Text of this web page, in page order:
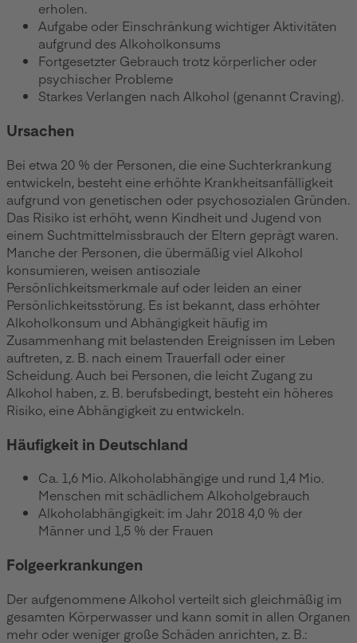
erholen.
Aufgabe oder Einschränkung wichtiger Aktivitäten
aufgrund des Alkoholkonsums
Fortgesetzter Gebrauch trotz körperlicher oder
psychischer Probleme
Starkes Verlangen nach Alkohol (genannt Craving).
Ursachen
Bei etwa 20 % der Personen, die eine Suchterkrankung
entwickeln, besteht eine erhöhte Krankheitsanfälligkeit
aufgrund von genetischen oder psychosozialen Gründen.
Das Risiko ist erhöht, wenn Kindheit und Jugend von
einem Suchtmittelmissbrauch der Eltern geprägt waren.
Manche der Personen, die übermäßig viel Alkohol
konsumieren, weisen antisoziale
Persönlichkeitsmerkmale auf oder leiden an einer
Persönlichkeitsstörung. Es ist bekannt, dass erhöhter
Alkoholkonsum und Abhängigkeit häufig im
Zusammenhang mit belastenden Ereignissen im Leben
auftreten, z. B. nach einem Trauerfall oder einer
Scheidung. Auch bei Personen, die leicht Zugang zu
Alkohol haben, z. B. berufsbedingt, besteht ein höheres
Risiko, eine Abhängigkeit zu entwickeln.
Häufigkeit in Deutschland
Ca. 1,6 Mio. Alkoholabhängige und rund 1,4 Mio.
Menschen mit schädlichem Alkoholgebrauch
Alkoholabhängigkeit: im Jahr 2018 4,0 % der
Männer und 1,5 % der Frauen
Folgeerkrankungen
Der aufgenommene Alkohol verteilt sich gleichmäßig im
gesamten Körperwasser und kann somit in allen Organen
mehr oder weniger große Schäden anrichten, z. B.: